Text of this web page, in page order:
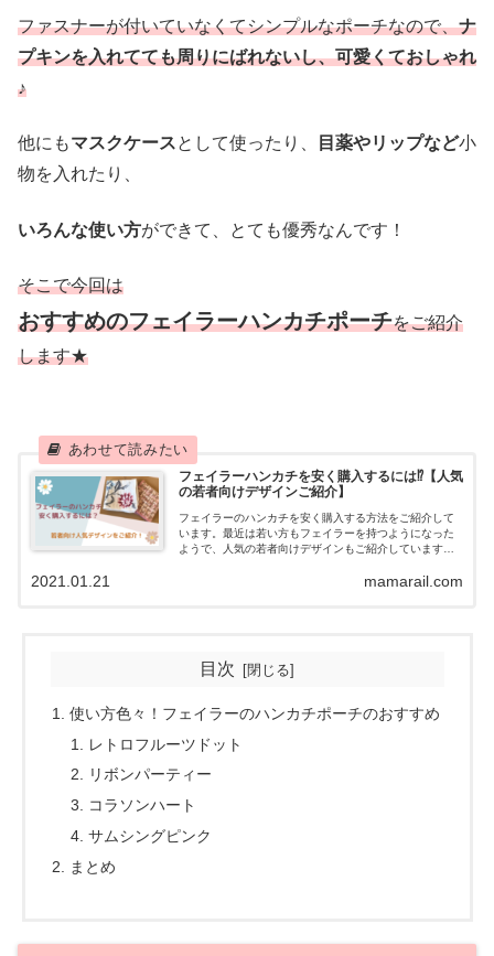
ファスナーが付いていなくてシンプルなポーチなので、ナ
プキンを入れてても周りにばれないし、可愛くておしゃれ
♪
他にもマスクケースとして使ったり、 目薬やリップなど小
物を入れたり、
いろんな使い方ができて、とても優秀なんです！
そこで今回は
おすすめのフェイラーハンカチポーチをご紹介
します★
フェイラーハンカチを安く購入するには⁉︎【人気
の若者向けデザインご紹介】
フェイラーのハンカチを安く購入する方法をご紹介して
います。最近は若い方もフェイラーを持つようになった
ようで、人気の若者向けデザインもご紹介しています。
mamarail.com
2021.01.21
目次
使い方色々！フェイラーのハンカチポーチのおすすめ
レトロフルーツドット
リボンパーティー
コラソンハート
サムシングピンク
まとめ